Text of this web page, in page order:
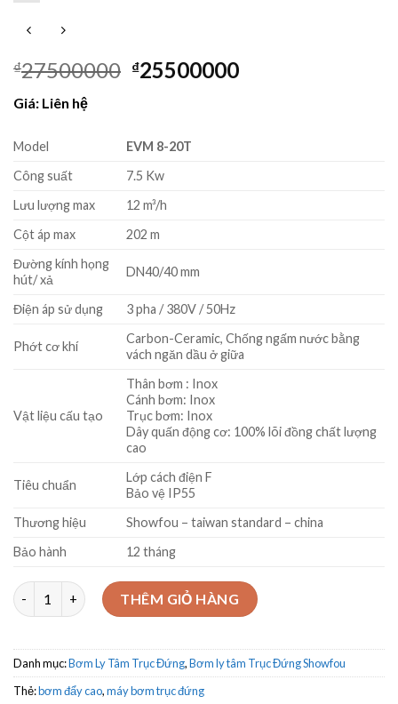
₫27500000 Giá
₫25500000Giá
Giá: Liên hệ
Model
EVM 8-20T
Công suất
7.5 Kw
Lưu lượng max
12 m³/h
Cột áp max
202 m
Đường kính họng
hút/ xả
DN40/40 mm
Điện áp sử dụng 3 pha / 380V / 50Hz
Phớt cơ khí
Carbon-Ceramic, Chống ngấm nước bằng
vách ngăn dầu ở giữa
Vật liệu cấu tạo
Thân bơm : Inox
Cánh bơm: Inox
Trục bơm: Inox
Dây quấn động cơ: 100% lõi đồng chất lượng
cao
Tiêu chuẩn
Lớp cách điện F
Bảo vệ IP55
Thương hiệu
Showfou – taiwan standard – china
Bảo hành
12 tháng
Bơm ly tâm trục đứng ShowFou Model: EVM 8-20T 7.5Kw số
THÊM GIỎ HÀNG
Danh mục:Bơm Ly Tâm Trục Đứng,Bơm ly tâm Trục Đứng Showfou
Thẻ:bơm đẩy cao,máy bơm trục đứng